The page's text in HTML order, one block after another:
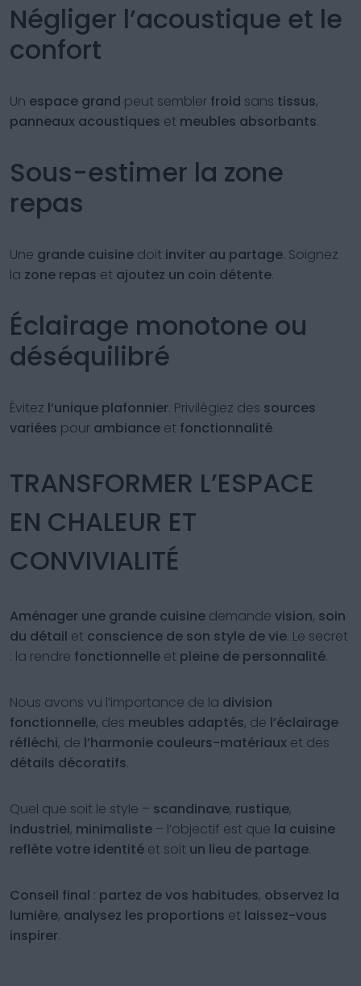
Négliger l’acoustique et le
confort
Un espace grand peut sembler froid sans tissus,
panneaux acoustiques et meubles absorbants.
Sous-estimer la zone
repas
Une grande cuisine doit inviter au partage. Soignez
la zone repas et ajoutez un coin détente.
Éclairage monotone ou
déséquilibré
Évitez l’unique plafonnier. Privilégiez des sources
variées pour ambiance et fonctionnalité.
TRANSFORMER L’ESPACE
EN CHALEUR ET
CONVIVIALITÉ
Aménager une grande cuisine demande vision, soin
du détail et conscience de son style de vie. Le secret
: la rendre fonctionnelle et pleine de personnalité.
Nous avons vu l’importance de la division
fonctionnelle, des meubles adaptés, de l’éclairage
réfléchi, de l’harmonie couleurs-matériaux et des
détails décoratifs.
Quel que soit le style – scandinave, rustique,
industriel, minimaliste – l’objectif est que la cuisine
reflète votre identité et soit un lieu de partage.
Conseil final : partez de vos habitudes, observez la
lumière, analysez les proportions et laissez-vous
inspirer.